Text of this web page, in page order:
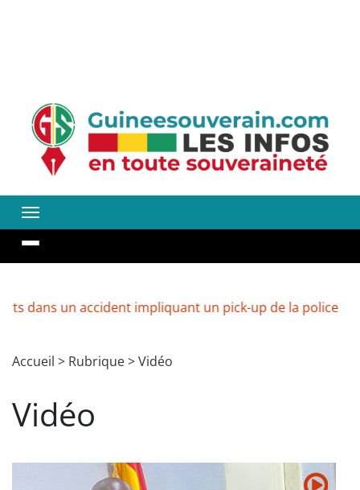
un accident impliquant un pick-up de la police
Accueil > Rubrique>Vidéo
Vidéo